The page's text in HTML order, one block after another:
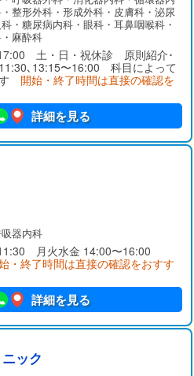
整形外科・形成外科・皮膚科・泌尿
・糖尿病内科・眼科・耳鼻咽喉科・
麻酔科
土・日・祝休診 原則紹介･
､13:15〜16:00 科目によって
開始・終了時間は直接の確認を
詳細を見る
器内科
月火水金 14:00〜16:00
・終了時間は直接の確認をおすす
詳細を見る
ック